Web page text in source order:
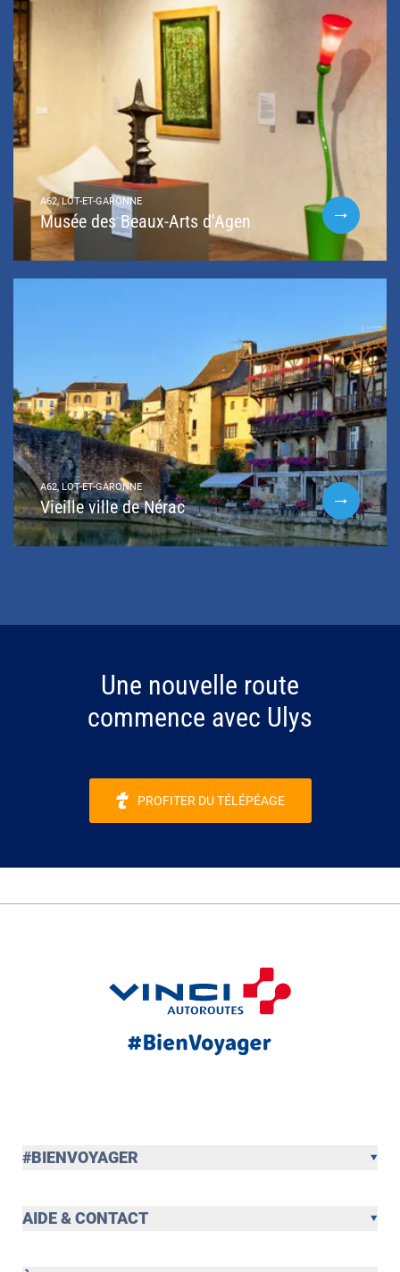
A62, LOT-ET-GARONNE
Musée des Beaux-Arts d'Agen
A62, LOT-ET-GARONNE
Vieille ville de Nérac
Une nouvelle route
commence avec Ulys
PROFITER DU TÉLÉPÉAGE
#BIENVOYAGER
AIDE & CONTACT